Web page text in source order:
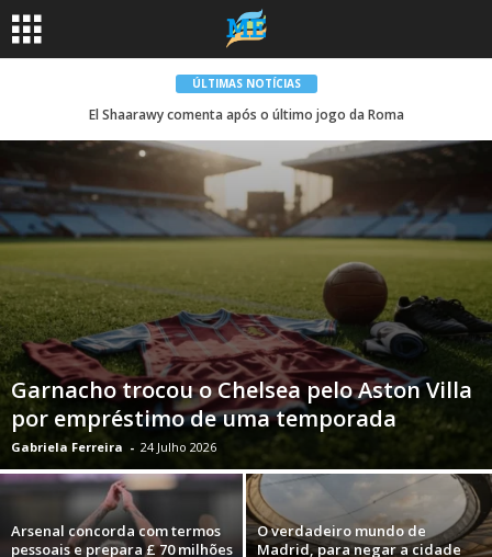
ÚLTIMAS NOTÍCIAS
El Shaarawy comenta após o último jogo da Roma
Garnacho trocou o Chelsea pelo Aston Villa
por empréstimo de uma temporada
Gabriela Ferreira - 24 Julho 2026
Arsenal concorda com termos
pessoais e prepara £ 70 milhões
O verdadeiro mundo de
Madrid, para negar a cidade